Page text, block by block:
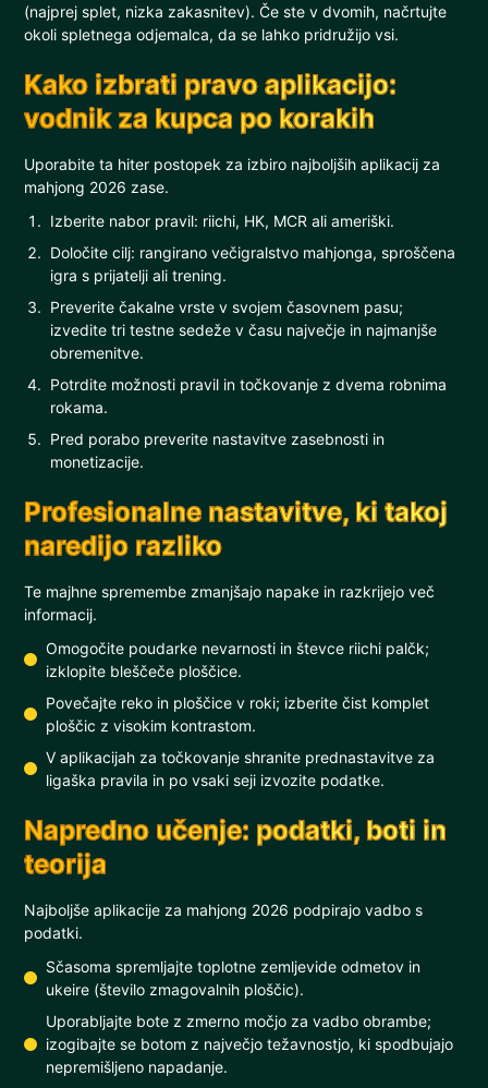
(najprej splet, nizka zakasnitev). Če ste v dvomih, načrtujte
okoli spletnega odjemalca, da se lahko pridružijo vsi.
Kako izbrati pravo aplikacijo:
vodnik za kupca po korakih
Uporabite ta hiter postopek za izbiro najboljših aplikacij za
mahjong 2026 zase.
Izberite nabor pravil: riichi, HK, MCR ali ameriški.
Določite cilj: rangirano večigralstvo mahjonga, sproščena
igra s prijatelji ali trening.
Preverite čakalne vrste v svojem časovnem pasu;
izvedite tri testne sedeže v času največje in najmanjše
obremenitve.
Potrdite možnosti pravil in točkovanje z dvema robnima
rokama.
Pred porabo preverite nastavitve zasebnosti in
monetizacije.
Profesionalne nastavitve, ki takoj
naredijo razliko
Te majhne spremembe zmanjšajo napake in razkrijejo več
informacij.
Omogočite poudarke nevarnosti in števce riichi palčk;
izklopite bleščeče ploščice.
Povečajte reko in ploščice v roki; izberite čist komplet
ploščic z visokim kontrastom.
V aplikacijah za točkovanje shranite prednastavitve za
ligaška pravila in po vsaki seji izvozite podatke.
Napredno učenje: podatki, boti in
teorija
Najboljše aplikacije za mahjong 2026 podpirajo vadbo s
podatki.
Sčasoma spremljajte toplotne zemljevide odmetov in
ukeire (število zmagovalnih ploščic).
Uporabljajte bote z zmerno močjo za vadbo obrambe;
izogibajte se botom z največjo težavnostjo, ki spodbujajo
nepremišljeno napadanje.